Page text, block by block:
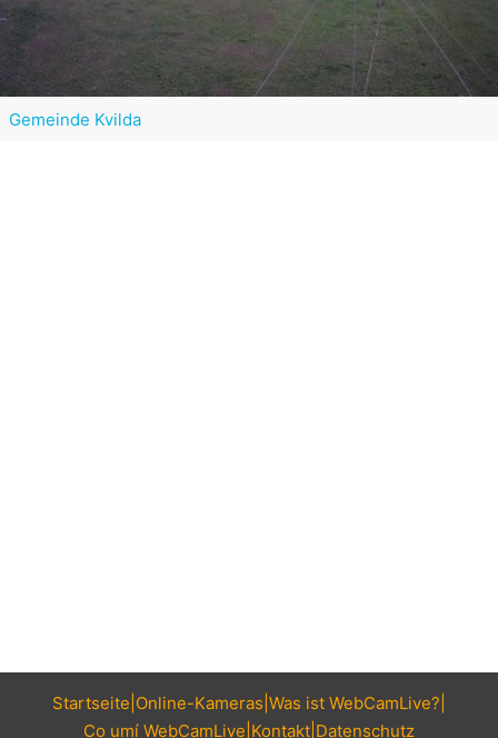
Gemeinde Kvilda
Startseite Online-Kameras Was ist WebCamLive?
Co umí WebCamLive Kontakt Datenschutz